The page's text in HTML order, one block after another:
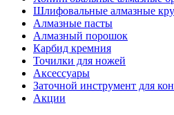
Шлифовальные алмазные
Алмазные пасты
Алмазный порошок
Карбид кремния
Точилки для ножей
Аксессуары
Заточной инструмент для
Акции